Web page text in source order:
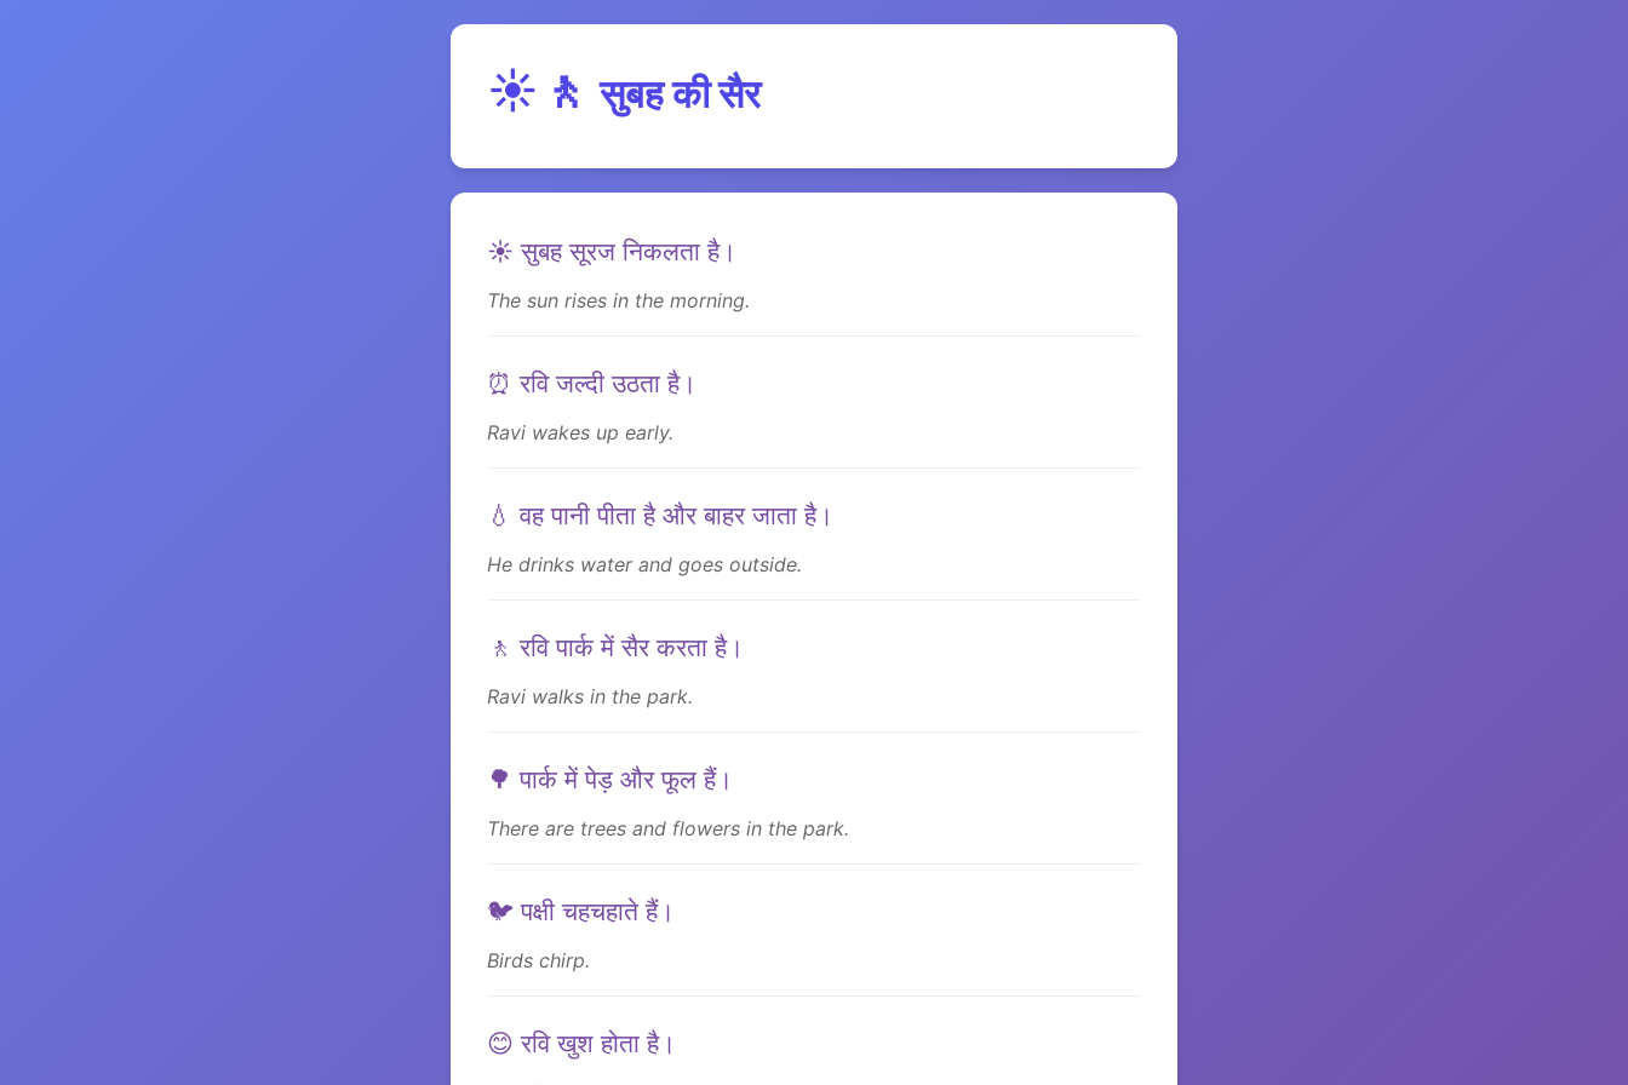
☀️🚶 सुबह की सैर
☀️ सुबह सूरज निकलता है।
The sun rises in the morning.
⏰ रवि जल्दी उठता है।
Ravi wakes up early.
💧 वह पानी पीता है और बाहर जाता है।
He drinks water and goes outside.
🚶 रवि पार्क में सैर करता है।
Ravi walks in the park.
🌳 पार्क में पेड़ और फूल हैं।
There are trees and flowers in the park.
🐦 पक्षी चहचहाते हैं।
Birds chirp.
😊 रवि खुश होता है।